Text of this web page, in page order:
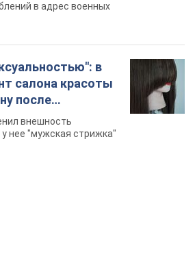
в адрес военных
в
салона красоты
после
скандал.
внешность
нее "мужская стрижка"